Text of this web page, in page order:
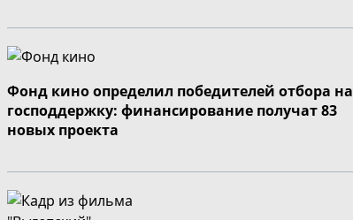
Фонд кино определил победителей отбора на
господдержку: финансирование получат 83
новых проекта